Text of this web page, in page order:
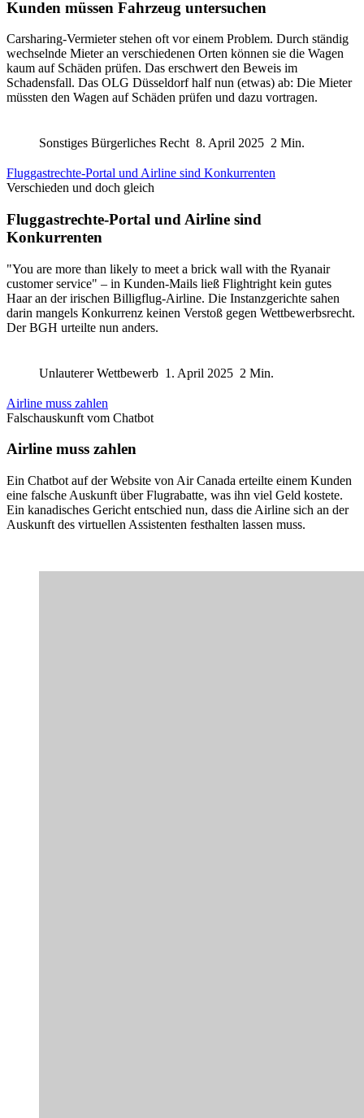
Kunden müssen Fahrzeug untersuchen
Carsharing-Vermieter stehen oft vor einem Problem. Durch ständig
wechselnde Mieter an verschiedenen Orten können sie die Wagen
kaum auf Schäden prüfen. Das erschwert den Beweis im
Schadensfall. Das OLG Düsseldorf half nun (etwas) ab: Die Mieter
müssten den Wagen auf Schäden prüfen und dazu vortragen.
Sonstiges Bürgerliches Recht 8. April 2025 2 Min.
Fluggastrechte-Portal und Airline sind Konkurrenten
Verschieden und doch gleich
Fluggastrechte-Portal und Airline sind
Konkurrenten
"You are more than likely to meet a brick wall with the Ryanair
customer service" – in Kunden-Mails ließ Flightright kein gutes
Haar an der irischen Billigflug-Airline. Die Instanzgerichte sahen
darin mangels Konkurrenz keinen Verstoß gegen Wettbewerbsrecht.
Der BGH urteilte nun anders.
Unlauterer Wettbewerb 1. April 2025 2 Min.
Airline muss zahlen
Falschauskunft vom Chatbot
Airline muss zahlen
Ein Chatbot auf der Website von Air Canada erteilte einem Kunden
eine falsche Auskunft über Flugrabatte, was ihn viel Geld kostete.
Ein kanadisches Gericht entschied nun, dass die Airline sich an der
Auskunft des virtuellen Assistenten festhalten lassen muss.